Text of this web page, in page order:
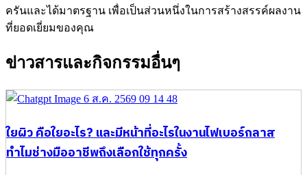
ครันและได้มาตรฐาน เพื่อเป็นส่วนหนึ่งในการสร้างสรรค์ผลงาน
ที่ยอดเยี่ยมของคุณ
ข่าวสารและกิจกรรมอื่นๆ
ใยผิว คือใยอะไร? และมีหน้าที่อะไรในงานไฟเบอร์กลาส
ทำไมช่างมืออาชีพถึงเลือกใช้ทุกครั้ง